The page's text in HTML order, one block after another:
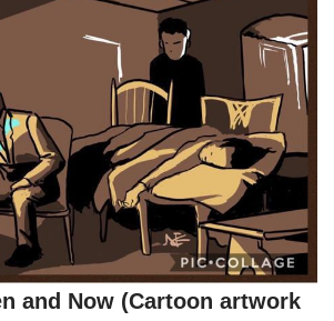
and Now (Cartoon artwork